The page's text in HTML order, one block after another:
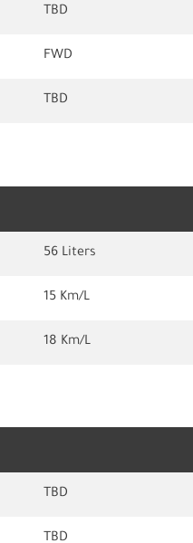
TBD
FWD
TBD
56 Liters
15 Km/L
18 Km/L
TBD
TBD